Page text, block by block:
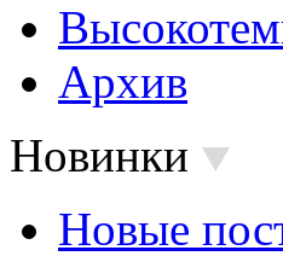
Архив
Новинки
Новые